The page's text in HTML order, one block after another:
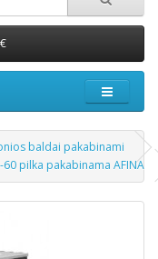
baldai pakabinami
pilka pakabinama AFINA